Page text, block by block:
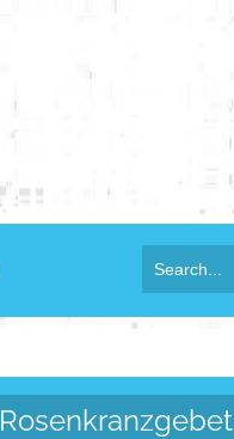
Rosenkranzgebet